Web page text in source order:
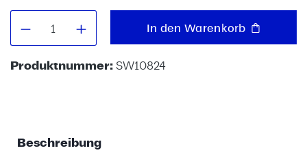
Produkt Anzahl: Gib denIn den Warenkorb
Produktnummer:SW10824
Beschreibung